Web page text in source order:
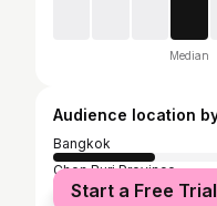
Median
Audience location
Bangkok
Chon Buri Province
Chiang Mai Province
Start a Free